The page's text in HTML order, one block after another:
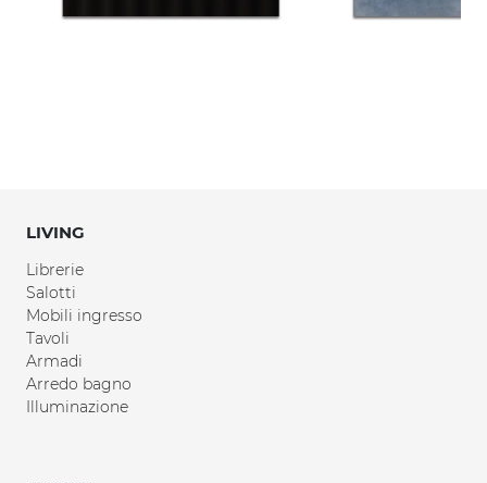
LIVING
Librerie
Salotti
Mobili ingresso
Tavoli
Armadi
Arredo bagno
Illuminazione